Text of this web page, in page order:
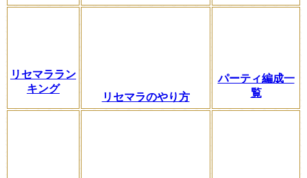
リセマララン
キング
リセマラのやり方
パーティ編成一
覧